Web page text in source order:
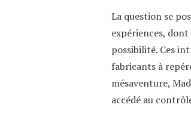
La question se
expériences,
possibilité. Ces
fabricants à
mésaventure,
accédé au